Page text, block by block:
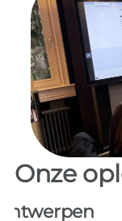
Onze